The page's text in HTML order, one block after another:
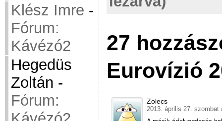
Klész Imre -
Fórum:
Kávézó2
Hegedüs
Zoltán -
Fórum:
27
Eurovízió
Zolecs
2013. április 27. szombat